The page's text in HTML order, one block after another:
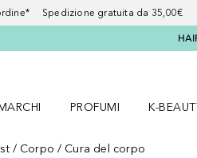
Spedizione gratuita da 35,00€
PROFUMI
K-
Corpo Cura del corpo